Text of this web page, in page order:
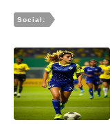
Social: